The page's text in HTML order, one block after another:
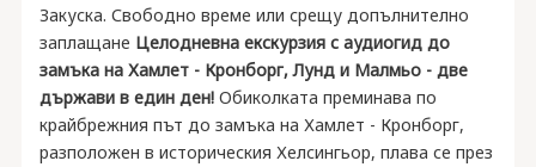
Закуска. Свободно време или срещу допълнително
заплащане Целодневна екскурзия с аудиогид до
замъка на Хамлет - Кронборг, Лунд и Малмьо - две
държави в един ден!Обиколката преминава по
крайбрежния път до замъка на Хамлет - Кронборг,
разположен в историческия Хелсингьор, плава се през